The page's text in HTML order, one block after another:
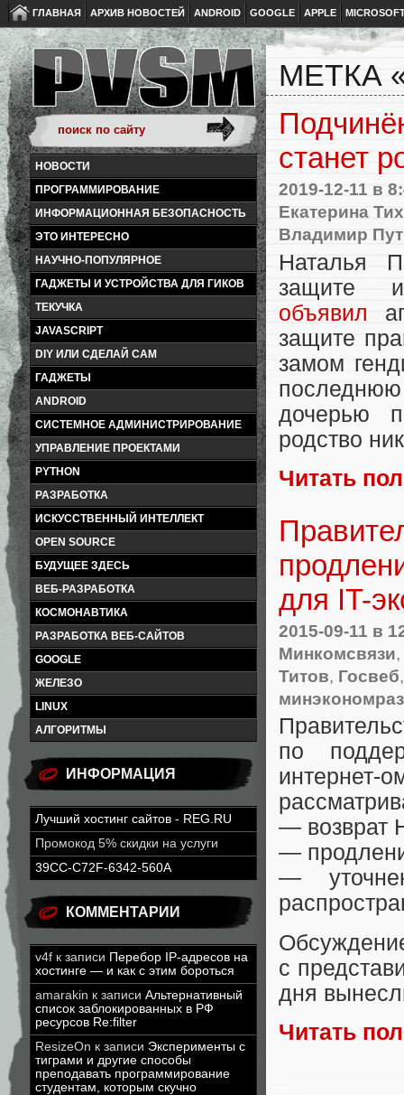
ГЛАВНАЯ АРХИВ НОВОСТЕЙ ANDROID GOOGLE APPLE
НОВОСТИ
ПРОГРАММИРОВАНИЕ
ИНФОРМАЦИОННАЯ БЕЗОПАСНОСТЬ
ЭТО ИНТЕРЕСНО
НАУЧНО-ПОПУЛЯРНОЕ
ГАДЖЕТЫ И УСТРОЙСТВА ДЛЯ ГИКОВ
ТЕКУЧКА
JAVASCRIPT
DIY ИЛИ СДЕЛАЙ САМ
ГАДЖЕТЫ
ANDROID
СИСТЕМНОЕ АДМИНИСТРИРОВАНИЕ
УПРАВЛЕНИЕ ПРОЕКТАМИ
PYTHON
РАЗРАБОТКА
ИСКУССТВЕННЫЙ ИНТЕЛЛЕКТ
OPEN SOURCE
БУДУЩЕЕ ЗДЕСЬ
ВЕБ-РАЗРАБОТКА
КОСМОНАВТИКА
РАЗРАБОТКА ВЕБ-САЙТОВ
GOOGLE
ЖЕЛЕЗО
LINUX
АЛГОРИТМЫ
ИНФОРМАЦИЯ
Лучший хостинг сайтов - REG.RU
Промокод 5% скидки на услуги
39CC-C72F-6342-560A
КОММЕНТАРИИ
v4f к записи Перебор IP-адресов на
хостинге — и как с этим бороться
amarakin к записи Альтернативный
список заблокированных в РФ
ресурсов Re:filter
ResizeOn к записи Эксперименты с
тиграми и другие способы
преподавать программирование
студентам, которым скучно
МЕТКА
станет
2019-12-11 в
Екатерина
Владимир
Наталья
защите
объявил
защите
замом
дочерью
родство
Читать
для IT-
2015-09-11 в
Минкомсвязи,
Титов, Госвеб
по
— возврат
—
—
с
дня
Читать